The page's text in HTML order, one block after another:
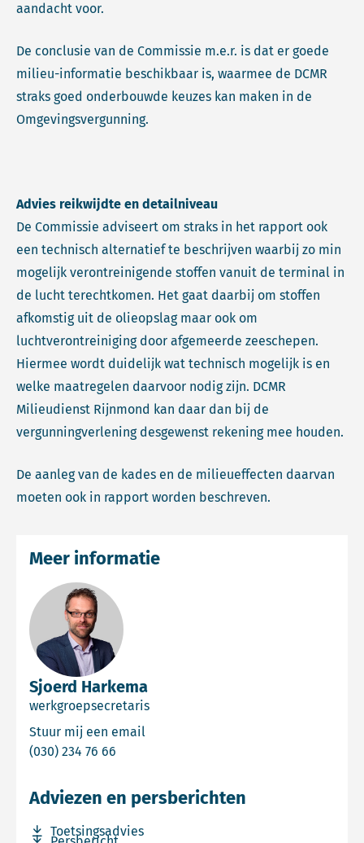
aandacht voor.
De conclusie van de Commissie m.e.r. is dat er goede
milieu-informatie beschikbaar is, waarmee de DCMR
straks goed onderbouwde keuzes kan maken in de
Omgevingsvergunning.
Advies reikwijdte en detailniveau
De Commissie adviseert om straks in het rapport ook
een technisch alternatief te beschrijven waarbij zo min
mogelijk verontreinigende stoffen vanuit de terminal in
de lucht terechtkomen. Het gaat daarbij om stoffen
afkomstig uit de olieopslag maar ook om
luchtverontreiniging door afgemeerde zeeschepen.
Hiermee wordt duidelijk wat technisch mogelijk is en
welke maatregelen daarvoor nodig zijn. DCMR
Milieudienst Rijnmond kan daar dan bij de
vergunningverlening desgewenst rekening mee houden.
De aanleg van de kades en de milieueffecten daarvan
moeten ook in rapport worden beschreven.
Sjoerd Harkema
werkgroepsecretaris
Stuur mij een email
(030) 234 76 66
Meer informatie
Adviezen en persberichten
Toetsingsadvies
Download bestand Toetsingsadvies